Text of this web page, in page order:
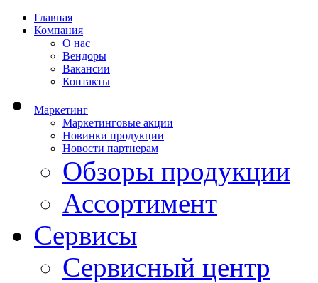
Главная
Компания
О нас
Вендоры
Вакансии
Контакты
Маркетинг
Маркетинговые акции
Новинки продукции
Новости партнерам
Обзоры продукции
Ассортимент
Сервисы
Сервисный центр